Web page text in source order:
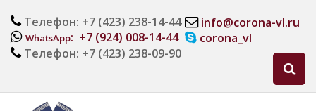
Телефон: +7 (423) 238-14-44
WhatsApp: +7 (924) 008-14-44
Телефон: +7 (423) 238-09-90
info@corona-vl.ru
corona_vl